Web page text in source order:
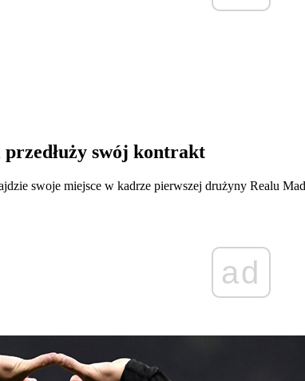
swój kontrakt
swoje miejsce w kadrze pierwszej drużyny Realu
ad